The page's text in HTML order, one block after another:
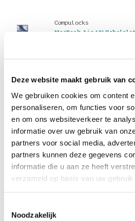
Deze website maakt gebruik van
We gebruiken cookies om content
personaliseren, om functies voor
en om ons websiteverkeer te
informatie over uw gebruik van
partners voor social media,
partners kunnen deze gegevens
informatie die u aan ze heeft
verzameld op basis van uw
Noodzakelijk
Compulocks
MacBook Air 13"
Mac Studio Security
€149,00
Compulocks
Mac Studio Security Stand
€149,00